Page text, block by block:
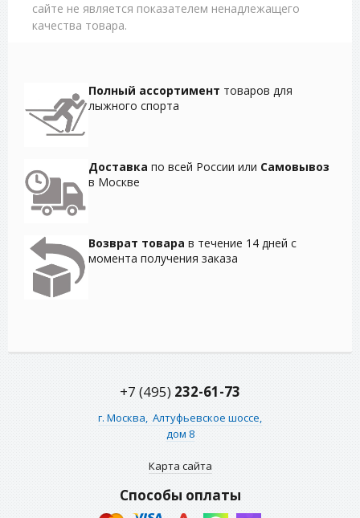
сайте не является показателем ненадлежащего
качества товара.
Полный ассортимент товаров для
лыжного спорта
Доставка по всей России или Самовывоз
в Москве
Возврат товара в течение 14 дней с
момента получения заказа
+7 (495) 232-61-73
г. Москва, Алтуфьевское шоссе,
дом 8
Карта сайта
Способы оплаты